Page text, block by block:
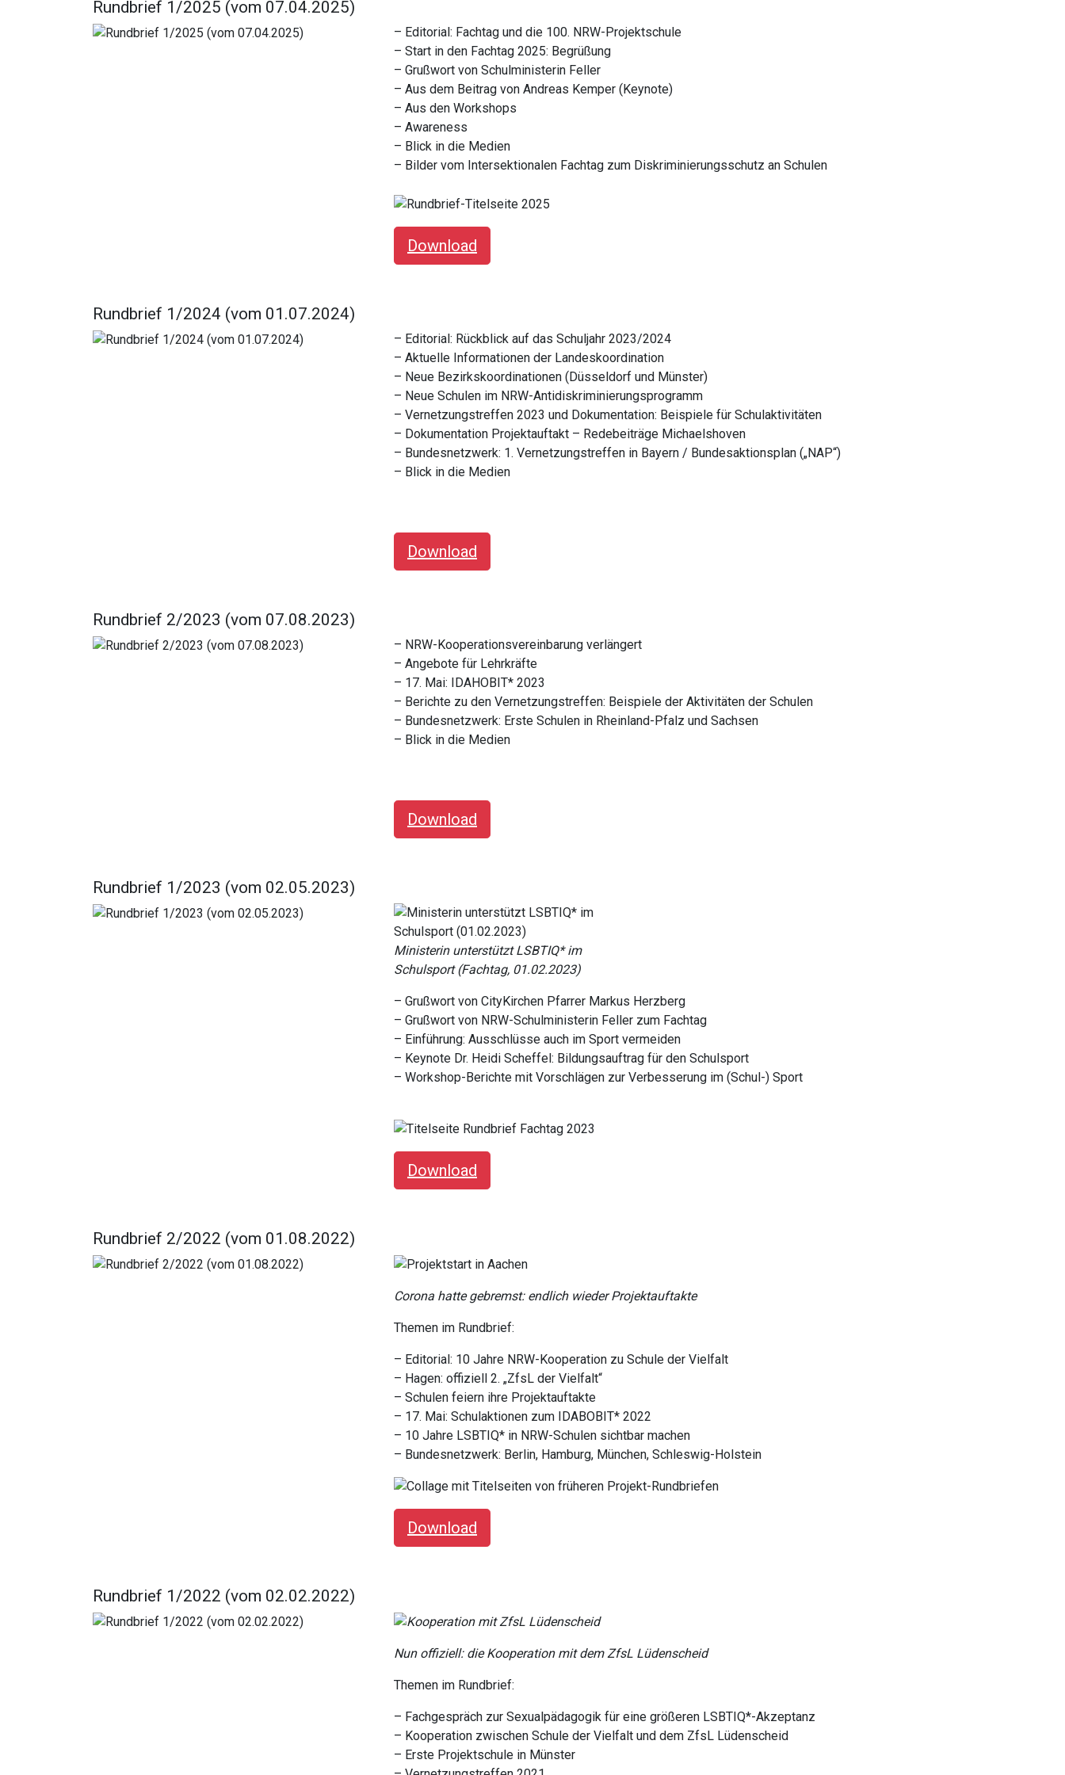
Rundbrief 1/2025 (vom 07.04.2025)
– Editorial: Fachtag und die 100. NRW-Projektschule
– Start in den Fachtag 2025: Begrüßung
– Grußwort von Schulministerin Feller
– Aus dem Beitrag von Andreas Kemper (Keynote)
– Aus den Workshops
– Awareness
– Blick in die Medien
– Bilder vom Intersektionalen Fachtag zum Diskriminierungsschutz an Schulen
Download
Rundbrief 1/2024 (vom 01.07.2024)
– Editorial: Rückblick auf das Schuljahr 2023/2024
– Aktuelle Informationen der Landeskoordination
– Neue Bezirkskoordinationen (Düsseldorf und Münster)
– Neue Schulen im NRW-Antidiskriminierungsprogramm
– Vernetzungstreffen 2023 und Dokumentation: Beispiele für Schulaktivitäten
– Dokumentation Projektauftakt – Redebeiträge Michaelshoven
– Bundesnetzwerk: 1. Vernetzungstreffen in Bayern / Bundesaktionsplan („NAP“)
– Blick in die Medien
Download
Rundbrief 2/2023 (vom 07.08.2023)
– NRW-Kooperationsvereinbarung verlängert
– Angebote für Lehrkräfte
– 17. Mai: IDAHOBIT* 2023
– Berichte zu den Vernetzungstreffen: Beispiele der Aktivitäten der Schulen
– Bundesnetzwerk: Erste Schulen in Rheinland-Pfalz und Sachsen
– Blick in die Medien
Download
Rundbrief 1/2023 (vom 02.05.2023)
Ministerin unterstützt LSBTIQ* im
Schulsport (Fachtag, 01.02.2023)
– Grußwort von CityKirchen Pfarrer Markus Herzberg
– Grußwort von NRW-Schulministerin Feller zum Fachtag
– Einführung: Ausschlüsse auch im Sport vermeiden
– Keynote Dr. Heidi Scheffel: Bildungsauftrag für den Schulsport
– Workshop-Berichte mit Vorschlägen zur Verbesserung im (Schul-) Sport
Download
Rundbrief 2/2022 (vom 01.08.2022)
Corona hatte gebremst: endlich wieder Projektauftakte
Themen im Rundbrief:
– Editorial: 10 Jahre NRW-Kooperation zu Schule der Vielfalt
– Hagen: offiziell 2. „ZfsL der Vielfalt“
– Schulen feiern ihre Projektauftakte
– 17. Mai: Schulaktionen zum IDABOBIT* 2022
– 10 Jahre LSBTIQ* in NRW-Schulen sichtbar machen
– Bundesnetzwerk: Berlin, Hamburg, München, Schleswig-Holstein
Download
Rundbrief 1/2022 (vom 02.02.2022)
Nun offiziell: die Kooperation mit dem ZfsL Lüdenscheid
Themen im Rundbrief:
– Fachgespräch zur Sexualpädagogik für eine größeren LSBTIQ*-Akzeptanz
– Kooperation zwischen Schule der Vielfalt und dem ZfsL Lüdenscheid
– Erste Projektschule in Münster